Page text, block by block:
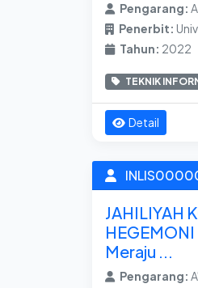
Pengarang:
Penerbit:
Tahun: 2022
TEKNIK
Detail
JAHILIYAH
HEGEMONI
Meraju ...
Pengarang: